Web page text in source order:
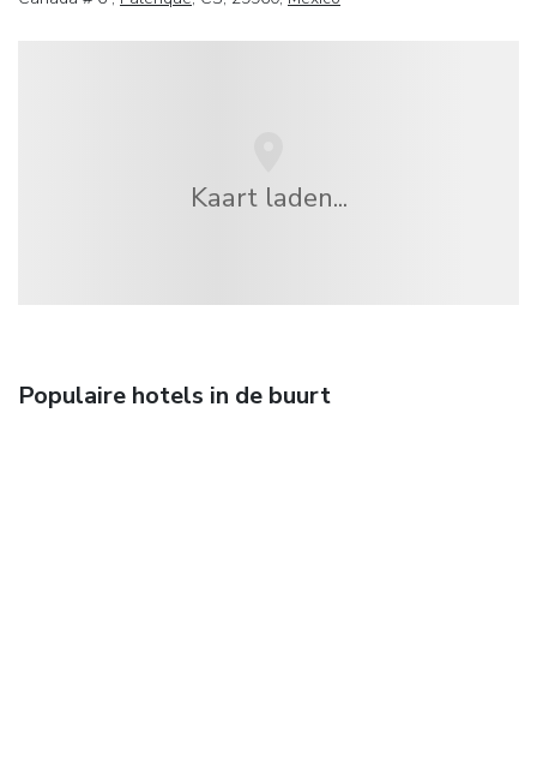
Kaart laden...
Populaire hotels in de buurt